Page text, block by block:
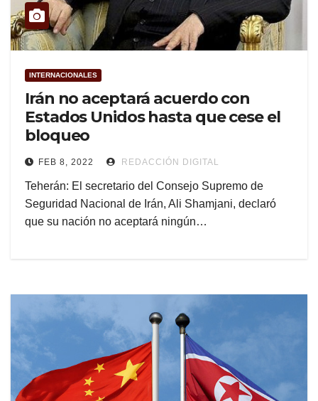
INTERNACIONALES
Irán no aceptará acuerdo con
Estados Unidos hasta que cese el
bloqueo
FEB 8, 2022 REDACCIÓN DIGITAL
Teherán: El secretario del Consejo Supremo de
Seguridad Nacional de Irán, Ali Shamjani, declaró
que su nación no aceptará ningún…